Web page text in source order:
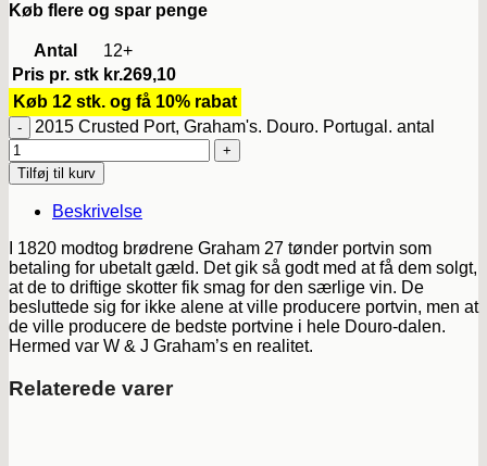
Køb flere og spar penge
Antal
12+
Pris pr. stk kr.269,10
Køb 12 stk. og få 10% rabat
2015 Crusted Port, Graham's. Douro. Portugal. antal
Tilføj til kurv
Beskrivelse
I 1820 modtog brødrene Graham 27 tønder portvin som
betaling for ubetalt gæld. Det gik så godt med at få dem solgt,
at de to driftige skotter fik smag for den særlige vin. De
besluttede sig for ikke alene at ville producere portvin, men at
de ville producere de bedste portvine i hele Douro-dalen.
Hermed var W & J Graham’s en realitet.
Relaterede varer